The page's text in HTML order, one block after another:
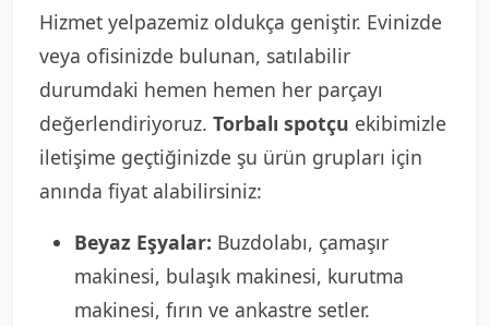
Hizmet yelpazemiz oldukça geniştir. Evinizde
veya ofisinizde bulunan, satılabilir
durumdaki hemen hemen her parçayı
değerlendiriyoruz. Torbalı spotçu ekibimizle
iletişime geçtiğinizde şu ürün grupları için
anında fiyat alabilirsiniz:
Beyaz Eşyalar: Buzdolabı, çamaşır
makinesi, bulaşık makinesi, kurutma
makinesi, fırın ve ankastre setler.